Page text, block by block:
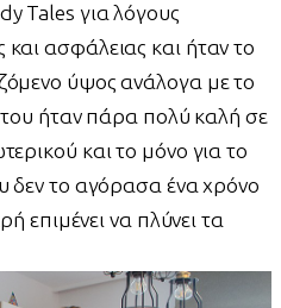
Tales για λόγους
ασφάλειας και ήταν το
ύψος ανάλογα με το
ήταν πάρα πολύ καλή σε
και το μόνο για το
δεν το αγόρασα ένα χρόνο
επιμένει να πλύνει τα